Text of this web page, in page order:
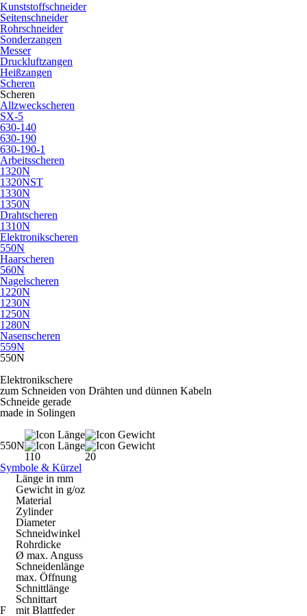
Kunststoffschneider
Seitenschneider
Rohrschneider
Sonderzangen
Messer
Druckluftzangen
Heißzangen
Scheren
Scheren
Allzweckscheren
SX-5
630-140
630-190
630-190-1
Arbeitsscheren
1320N
1320NST
1330N
1350N
Drahtscheren
1310N
Elektronikscheren
550N
Haarscheren
560N
Nagelscheren
1220N
1230N
1250N
1280N
Nasenscheren
559N
550N
Elektronikschere
zum Schneiden von Drähten und dünnen Kabeln
Schneide gerade
made in Solingen
550N
110
20
Symbole & Kürzel
Länge in mm
Gewicht in g/oz
Material
Zylinder
Diameter
Schneidwinkel
Rohrdicke
Ø max. Anguss
Schneidenlänge
max. Öffnung
Schnittlänge
Schnittart
F
mit Blattfeder